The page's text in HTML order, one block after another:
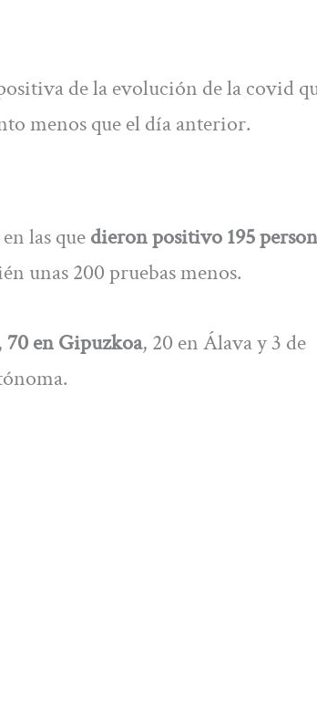
de la evolución de la covid
menos que el día anterior.
las quedieron positivo 195
unas 200 pruebas menos.
70 en Gipuzkoa, 20 en Álava y 3 de